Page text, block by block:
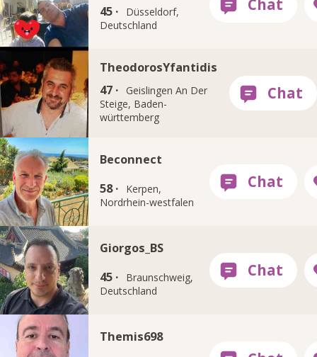
45 ·
Düsseldorf,
Deutschland
TheodorosYfantidis
47 ·
Geislingen An Der
Steige, Baden-
württemberg
Beconnect
58 ·
Kerpen,
Nordrhein-westfalen
Giorgos_BS
45 ·
Braunschweig,
Deutschland
Themis698